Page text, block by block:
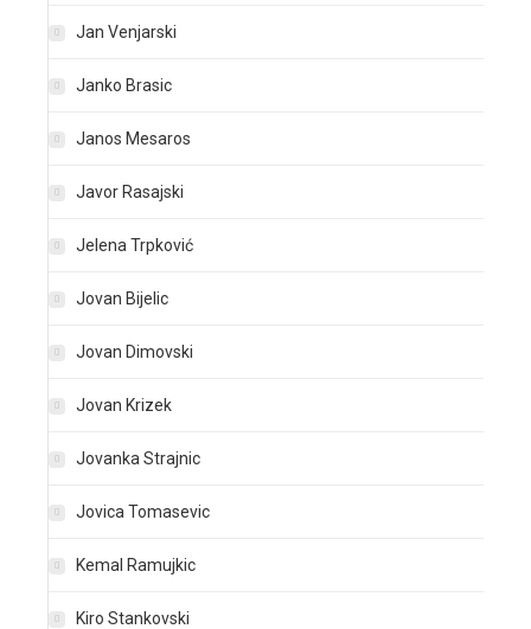
Jan Venjarski
Janko Brasic
Janos Mesaros
Javor Rasajski
Jelena Trpković
Jovan Bijelic
Jovan Dimovski
Jovan Krizek
Jovanka Strajnic
Jovica Tomasevic
Kemal Ramujkic
Kiro Stankovski